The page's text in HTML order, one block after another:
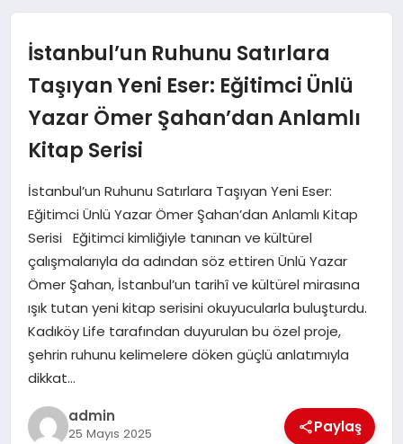
MAGAZIN
TEKNOLOJI
İstanbul’un Ruhunu Satırlara
Taşıyan Yeni Eser: Eğitimci Ünlü
Yazar Ömer Şahan’dan Anlamlı
Kitap Serisi
İstanbul’un Ruhunu Satırlara Taşıyan Yeni Eser:
Eğitimci Ünlü Yazar Ömer Şahan’dan Anlamlı Kitap
Serisi Eğitimci kimliğiyle tanınan ve kültürel
çalışmalarıyla da adından söz ettiren Ünlü Yazar
Ömer Şahan, İstanbul’un tarihî ve kültürel mirasına
ışık tutan yeni kitap serisini okuyucularla buluşturdu.
Kadıköy Life tarafından duyurulan bu özel proje,
şehrin ruhunu kelimelere döken güçlü anlatımıyla
dikkat…
admin
25 Mayıs 2025 Paylaş